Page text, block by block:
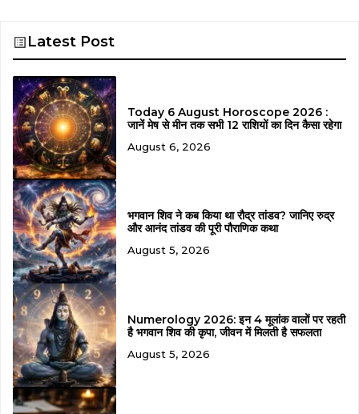
Latest Post
Today 6 August Horoscope 2026 :
जानें मेष से मीन तक सभी 12 राशियों का दिन कैसा रहेगा
August 6, 2026
भगवान शिव ने कब किया था रौद्र तांडव? जानिए रुद्र
और आनंद तांडव की पूरी पौराणिक कथा
August 5, 2026
Numerology 2026: इन 4 मूलांक वालों पर रहती
है भगवान शिव की कृपा, जीवन में मिलती है सफलता
August 5, 2026